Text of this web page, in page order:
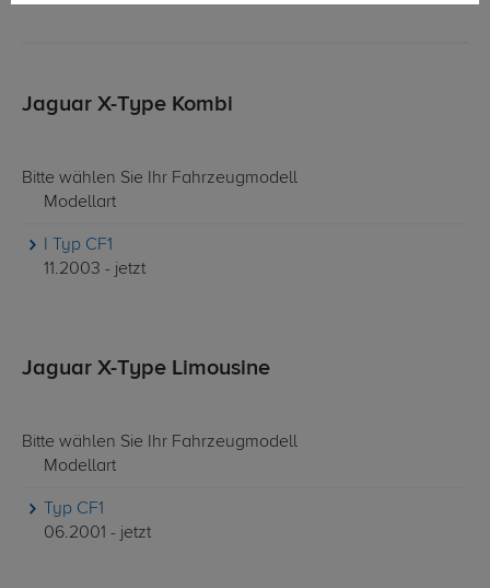
Jaguar X-Type Kombi
Bitte wählen Sie Ihr Fahrzeugmodell
Modellart
I Typ CF1
11.2003 - jetzt
Jaguar X-Type Limousine
Bitte wählen Sie Ihr Fahrzeugmodell
Modellart
Typ CF1
06.2001 - jetzt